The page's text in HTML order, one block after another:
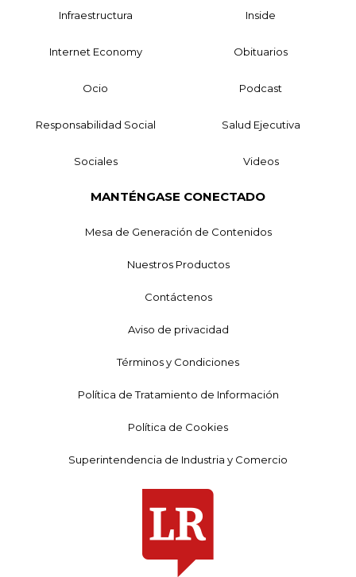
Infraestructura Inside
Internet Economy Obituarios
Ocio Podcast
Responsabilidad Social Salud Ejecutiva
Sociales Videos
MANTÉNGASE CONECTADO
Mesa de Generación de Contenidos
Nuestros Productos
Contáctenos
Aviso de privacidad
Términos y Condiciones
Política de Tratamiento de Información
Política de Cookies
Superintendencia de Industria y Comercio